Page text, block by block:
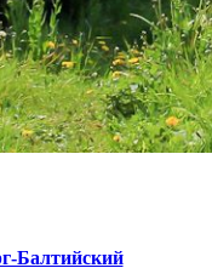
Балтийский